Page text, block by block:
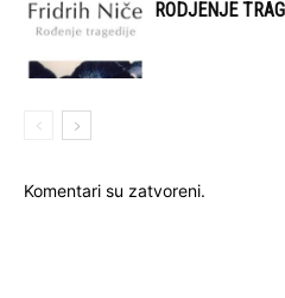
RODJENJE
Komentari su zatvoreni.